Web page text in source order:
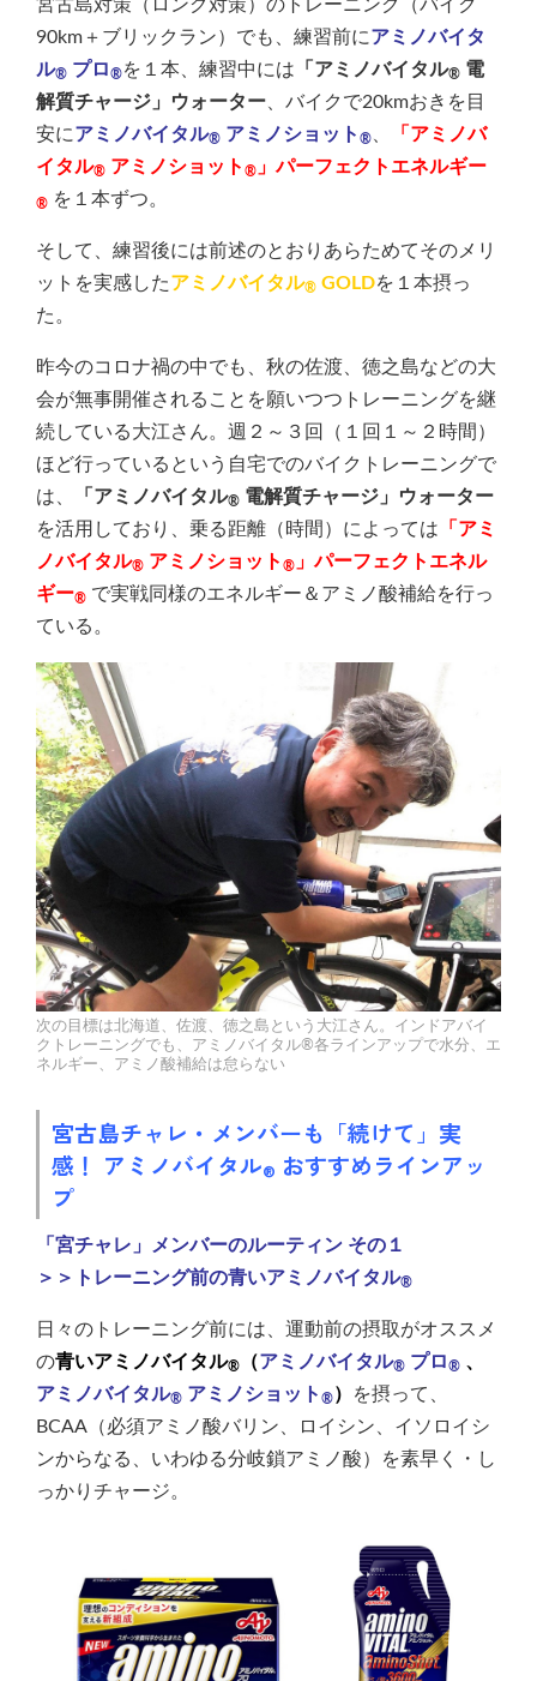
宮古島対策（ロング対策）のトレーニング（バイク
90km＋ブリックラン）でも、練習前にアミノバイタ
ル® プロ®を１本、練習中には 「アミノバイタル® 電
解質チャージ」ウォーター、バイクで20kmおきを目
安にアミノバイタル® アミノショット ®、
「アミノバ
イタル® アミノショット ® 」パーフェクトエネルギー
® を１本ずつ。
そして、練習後には前述のとおりあらためてそのメリ
ットを実感したアミノバイタル® GOLDを１本摂っ
た。
昨今のコロナ禍の中でも、秋の佐渡、徳之島などの大
会が無事開催されることを願いつつトレーニングを継
続している大江さん。週２～３回（１回１～２時間）
ほど行っているという自宅でのバイクトレーニングで
は、
「アミノバイタル® 電解質チャージ」ウォーター
を活用しており、乗る距離（時間）によっては 「アミ
ノバイタル® アミノショット ® 」パーフェクトエネル
ギー® で実戦同様のエネルギー＆アミノ酸補給を行っ
ている。
次の目標は北海道、佐渡、徳之島という大江さん。インドアバイ
クトレーニングでも、アミノバイタル®各ラインアップで水分、エ
ネルギー、アミノ酸補給は怠らない
宮古島チャレ・メンバーも「続けて」実
感！ アミノバイタル® おすすめラインアッ
プ
「宮チャレ」メンバーのルーティン その１
＞＞トレーニング前の青いアミノバイタル®
日々のトレーニング前には、運動前の摂取がオススメ
の青いアミノバイタル® （アミノバイタル® プロ® 、
アミノバイタル® アミノショット ®）
を摂って、
BCAA（必須アミノ酸バリン、ロイシン、イソロイシ
ンからなる、いわゆる分岐鎖アミノ酸）を素早く・し
っかりチャージ。